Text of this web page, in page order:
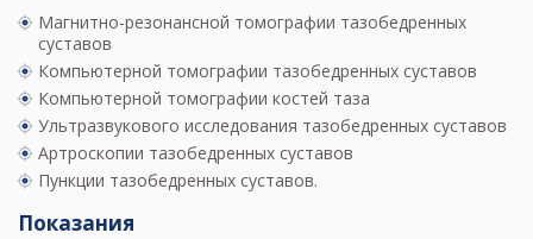
Магнитно-резонансной томографии тазобедренных
суставов
Компьютерной томографии тазобедренных суставов
Компьютерной томографии костей таза
Ультразвукового исследования тазобедренных суставов
Артроскопии тазобедренных суставов
Пункции тазобедренных суставов.
Показания